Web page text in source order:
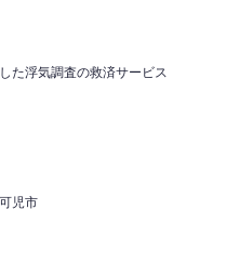
た浮気調査の救済サービス
児市